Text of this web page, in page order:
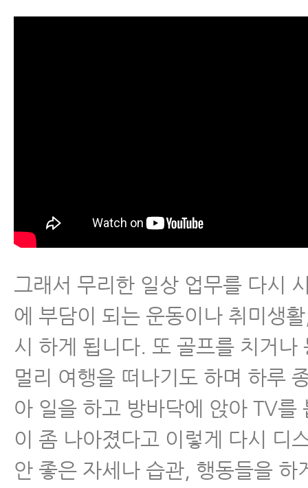
면 안 되는 이유
속 맞으신다고요?
- 허리디스크 급성기에 운동으로
없는 이유와 운동을 해야 하는 시기
- 허리디스크 치료 받아도 잘 낫지
지
- 허리에 좋은 음식, 허리디스크·
식 찾으신다구요? 이 음식을 꼭 섭
그래서 무리한 일상 업무를 다시
에 부담이 되는 운동이나 취미생
시 하게 됩니다. 또 골프를 치거나
멀리 여행을 떠나기도 하며 하루
아 일을 하고 방바닥에 앉아 TV를
이 좀 나아졌다고 이렇게 다시 디
안 좋은 자세나 습관, 행동들을 하